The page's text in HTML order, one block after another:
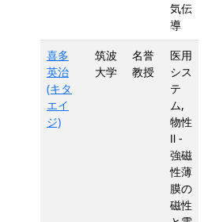
気伝
導
喜多
英治
(キタ
エイ
ジ)
筑波
大学
名誉
教授
医用
シス
テ
ム,
物性
Ⅱ -
強磁
性薄
膜の
磁性